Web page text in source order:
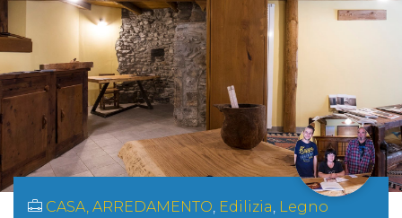
CASA, ARREDAMENTO Edilizia Legno